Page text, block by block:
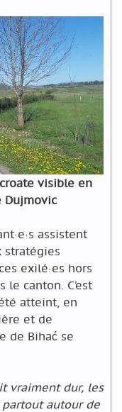
visible en
Dujmovic
assistent
stratégies
exilé·es hors
canton. C’est
atteint, en
et de
de Bihać se
vraiment dur, les
autour de